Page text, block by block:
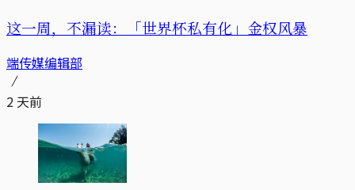
这一周，不漏读：「世界杯私有化」金权风暴
端传媒编辑部
2 天前